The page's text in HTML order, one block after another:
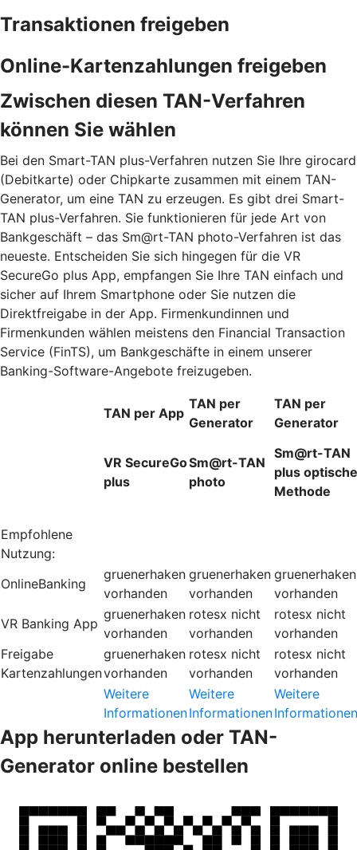
Transaktionen freigeben
Online-Kartenzahlungen freigeben
Zwischen diesen TAN-Verfahren
können Sie wählen
Bei den Smart-TAN plus-Verfahren nutzen Sie Ihre girocard
(Debitkarte) oder Chipkarte zusammen mit einem TAN-
Generator, um eine TAN zu erzeugen. Es gibt drei Smart-
TAN plus-Verfahren. Sie funktionieren für jede Art von
Bankgeschäft – das Sm@rt-TAN photo-Verfahren ist das
neueste. Entscheiden Sie sich hingegen für die VR
SecureGo plus App, empfangen Sie Ihre TAN einfach und
sicher auf Ihrem Smartphone oder Sie nutzen die
Direktfreigabe in der App. Firmenkundinnen und
Firmenkunden wählen meistens den Financial Transaction
Service (FinTS), um Bankgeschäfte in einem unserer
Banking-Software-Angebote freizugeben.
TAN per App
TAN per
Generator
TAN per
Generator
VR SecureGo
plus
Sm@rt-TAN
photo
Sm@rt-TAN
plus optische
Methode
Empfohlene
Nutzung:
OnlineBanking
gruenerhaken
vorhanden
gruenerhaken
vorhanden
gruenerhaken
vorhanden
VR Banking App
gruenerhaken
vorhanden
rotesx nicht
vorhanden
rotesx nicht
vorhanden
Freigabe
Kartenzahlungen
gruenerhaken
vorhanden
rotesx nicht
vorhanden
rotesx nicht
vorhanden
Weitere
Informationen
Weitere
Informationen
Weitere
Informationen
App herunterladen oder TAN-
Generator online bestellen